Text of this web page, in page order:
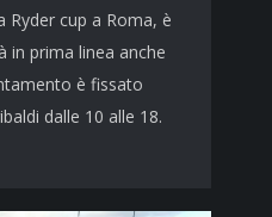
Ryder cup a Roma, è
in prima linea anche
è fissato
dalle 10 alle 18.